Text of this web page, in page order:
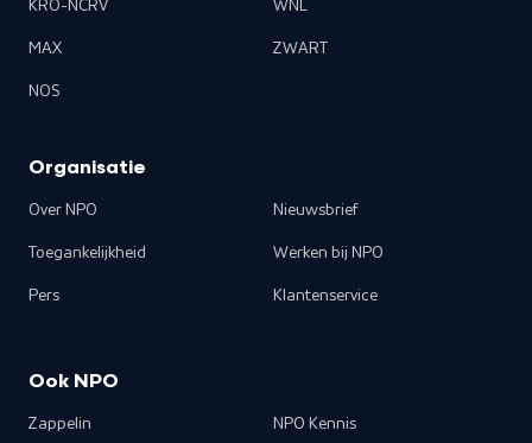
KRO-NCRV
MAX
NOS
WNL
ZWART
Organisatie
Over NPO
Toegankelijkheid
Pers
Nieuwsbrief
Werken bij NPO
Klantenservice
Ook NPO
Zappelin NPO Kennis